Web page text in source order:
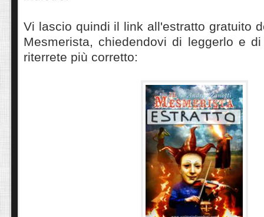
Vi lascio quindi il link all'estratto gratuito
Mesmerista, chiedendovi di leggerlo e
riterrete più corretto: